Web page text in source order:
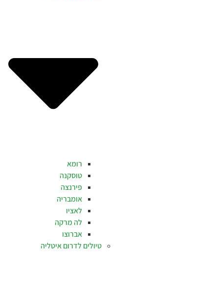
רומא
טוסקנה
פירנצה
אומבריה
לאציו
לה מרקה
אברוצו
טיולים לדרום איטליה